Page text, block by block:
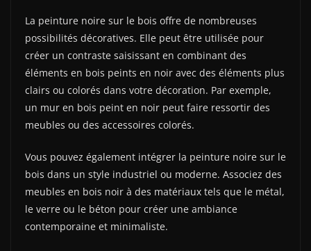
La peinture noire sur le bois offre de nombreuses
possibilités décoratives. Elle peut être utilisée pour
créer un contraste saisissant en combinant des
éléments en bois peints en noir avec des éléments plus
clairs ou colorés dans votre décoration. Par exemple,
un mur en bois peint en noir peut faire ressortir des
meubles ou des accessoires colorés.
Vous pouvez également intégrer la peinture noire sur le
bois dans un style industriel ou moderne. Associez des
meubles en bois noir à des matériaux tels que le métal,
le verre ou le béton pour créer une ambiance
contemporaine et minimaliste.